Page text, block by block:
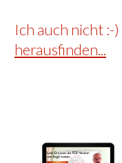
Ich auch nicht :-)
herausfinden...